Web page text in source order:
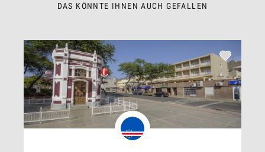
DAS KÖNNTE IHNEN AUCH GEFALLEN